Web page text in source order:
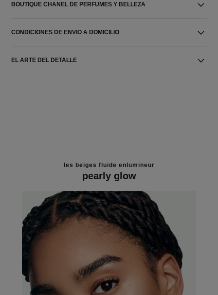
BOUTIQUE CHANEL DE PERFUMES Y BELLEZA
CONDICIONES DE ENVIO A DOMICILIO
EL ARTE DEL DETALLE
les beiges fluide enlumineur
pearly glow